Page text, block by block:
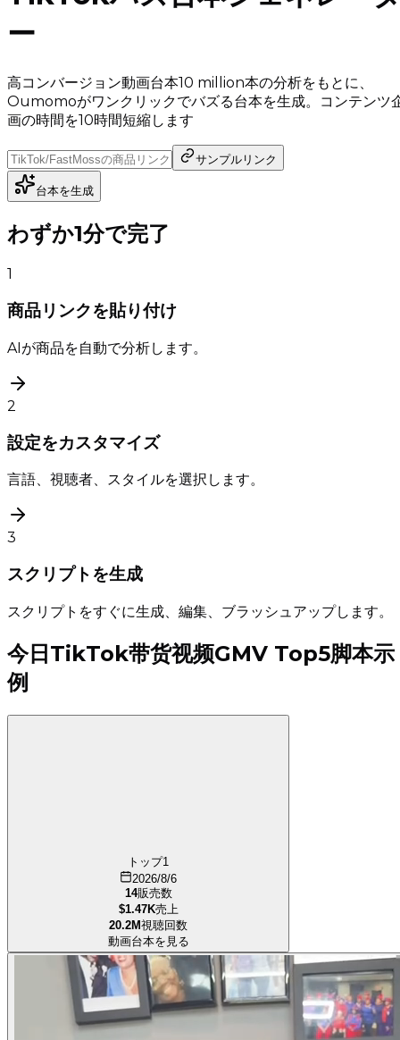
ー
高コンバージョン動画台本10 million本の分析をもとに、
Oumomoがワンクリックでバズる台本を生成。コンテンツ
画の時間を10時間短縮します
サンプルリンク
台本を生成
わずか1分で完了
1
商品リンクを貼り付け
AIが商品を自動で分析します。
2
設定をカスタマイズ
言語、視聴者、スタイルを選択します。
3
スクリプトを生成
スクリプトをすぐに生成、編集、ブラッシュアップします。
今日TikTok带货视频GMV Top5脚本示
例
トップ1
2026/8/6
14販売数
$1.47K売上
20.2M視聴回数
動画台本を見る